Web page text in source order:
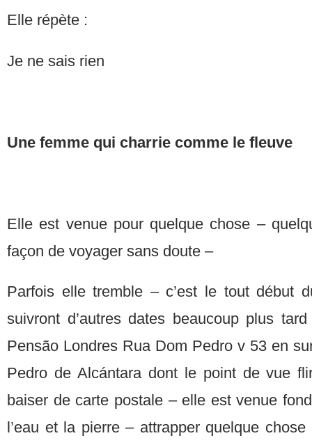
Elle répète :
Je ne sais rien
Une femme qui charrie comme le fleuve
Elle est venue pour quelque chose –
façon de voyager sans doute –
Parfois elle tremble – c’est le tout début
suivront d’autres dates beaucoup plus
Pensão Londres Rua Dom Pedro v 53 en
Pedro de Alcántara dont le point de vue
baiser de carte postale – elle est venue
l’eau et la pierre – attrapper quelque